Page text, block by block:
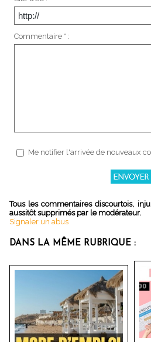
Commentaire * :
Me notifier l'arrivée de nouveaux
Tous les commentaires discourtois,
aussitôt supprimés par le modérateur.
Signaler un abus
DANS LA MÊME RUBRIQUE :